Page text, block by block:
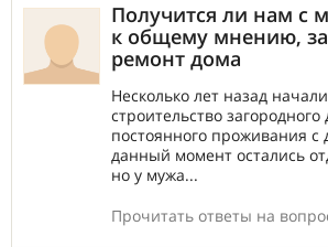
Получится ли нам с
к общему мнению,
ремонт дома
Несколько лет назад
строительство загородного
постоянного проживания с
данный момент остались
но у мужа...
Прочитать ответы на